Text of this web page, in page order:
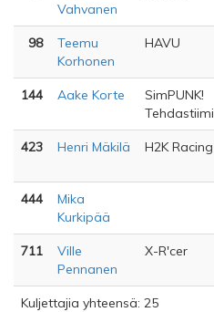
Vahvanen
98
Teemu
Korhonen
HAVU
144 Aake Korte
SimPUNK!
Tehdastiimi
423 Henri Mäkilä H2K Racing
444
Mika
Kurkipää
711
Ville
Pennanen
X-R'cer
Kuljettajia yhteensä: 25